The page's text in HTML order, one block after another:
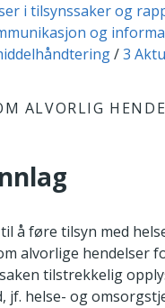
i tilsynssaker og
og
3
ALVORLIG
å føre tilsyn med
alvorlige hendelser
tilstrekkelig
jf. helse- og